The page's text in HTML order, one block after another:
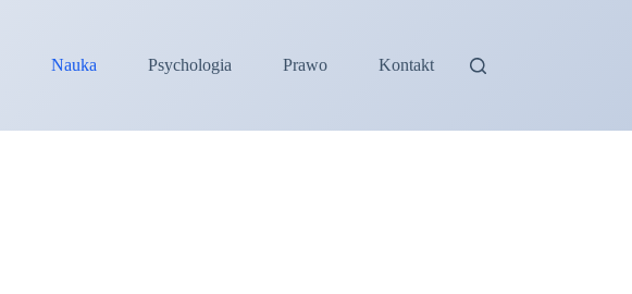
Nauka Psychologia Prawo Kontakt